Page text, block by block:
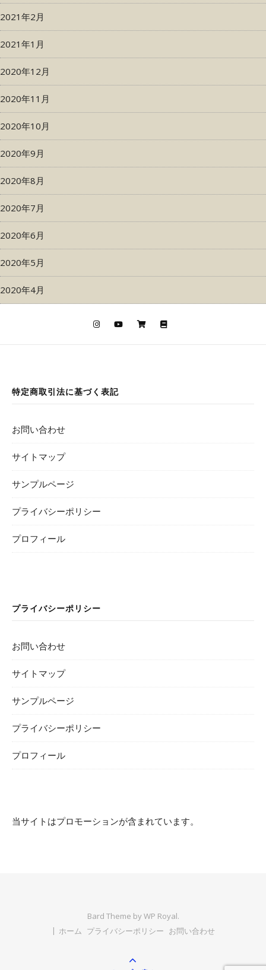
2021年2月
2021年1月
2020年12月
2020年11月
2020年10月
2020年9月
2020年8月
2020年7月
2020年6月
2020年5月
2020年4月
特定商取引法に基づく表記
お問い合わせ
サイトマップ
サンプルページ
プライバシーポリシー
プロフィール
プライバシーポリシー
お問い合わせ
サイトマップ
サンプルページ
プライバシーポリシー
プロフィール
当サイトはプロモーションが含まれています。
Bard Theme byWP Royal.
ホーム プライバシーポリシー お問い合わせ